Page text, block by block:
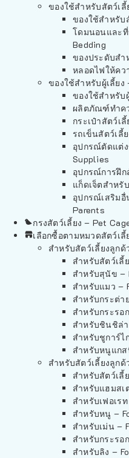
ของใช้สำหรับสัตว์เลี้
ของใช้สำหรับ
โดมนอนและที่
Bedding
ของประดับสำ
หลอดไฟให้คว
ของใช้สำหรับผู้เลี้ยง
ของใช้สำหรับ
ผลิตภัณฑ์ทำค
กระเป๋าสัตว์เ
รถเข็นสัตว์เลี้
อุปกรณ์ตัดแต่ง
Supplies
อุปกรณ์การฝึก
แก็ดเจ็ตสำหรั
อุปกรณ์เสริมอื่
Parents
กรงสัตว์เลี้ยง – Pet
เลือกซื้อตามหมวดสัตว์เลี้
สำหรับสัตว์เลี้ยงลูกด้
สำหรับสัตว์เลี้
สำหรับสุนัข –
สำหรับแมว –
สำหรับกระต่า
สำหรับกระรอ
สำหรับชินชิล่
สำหรับชูการ์ไ
สำหรับหนูแกส
สำหรับสัตว์เลี้ยงลูกด้
สำหรับสัตว์เลี้
สำหรับแฮมสเ
สำหรับเฟอเร
สำหรับหนู –
สำหรับเม่น –
สำหรับกระรอ
สำหรับลิง –